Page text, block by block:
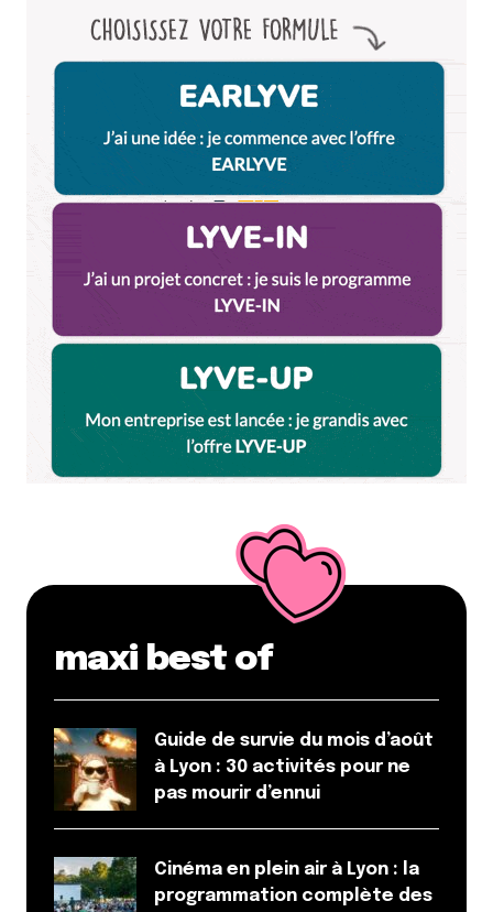
si comme dit dans l’article, ça fait un peu mal au
Répondre
Votre adresse e-mail ne sera pas publiée.
champs obligatoires sont indiqués avec
Name
E-mail*
navigateur pour mon prochain commentaire.
Prévenez-moi de tous les nouveaux commentaires
Et bim !
maxi best of
Guide de survie du mois d’août
à Lyon : 30 activités pour ne
pas mourir d’ennui
Cinéma en plein air à Lyon : la
programmation complète des